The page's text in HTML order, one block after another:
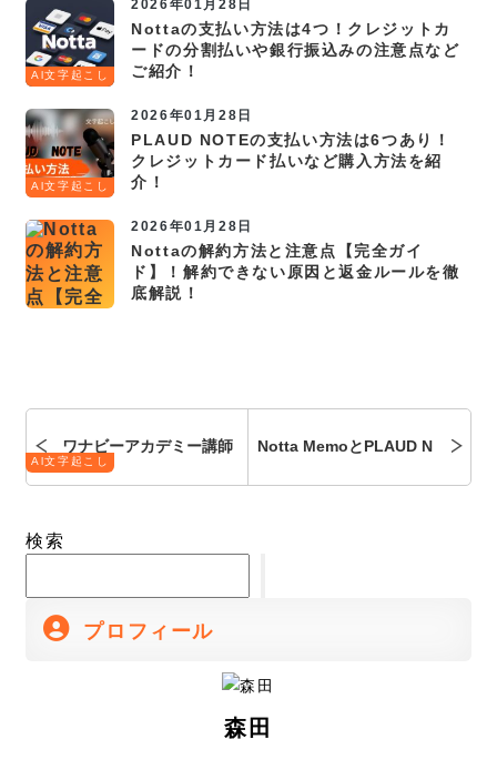
Al文字起こし
2026年01月28日
Nottaの支払い方法は4つ！クレジットカ
ードの分割払いや銀行振込みの注意点など
ご紹介！
Al文字起こし
2026年01月28日
PLAUD NOTEの支払い方法は6つあり！
クレジットカード払いなど購入方法を紹
介！
Al文字起こし
2026年01月28日
Nottaの解約方法と注意点【完全ガイ
ド】！解約できない原因と返金ルールを徹
底解説！
ワナビーアカデミー講師
徹底調査！
Notta MemoとPLAUD N
検索
プロフィール
森田